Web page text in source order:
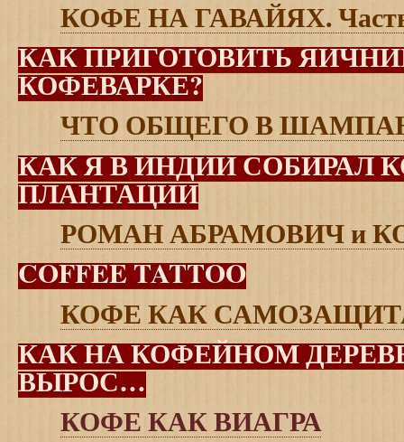
КОФЕ НА ГАВАЙЯХ.
КАК ПРИГОТОВИТЬ
КОФЕВАРКЕ?
ЧТО ОБЩЕГО В
КАК Я В ИНДИИ СОБИРАЛ
ПЛАНТАЦИИ
РОМАН АБРАМОВИЧ и
COFFEE TATTOO
КОФЕ КАК
КАК НА КОФЕЙНОМ
ВЫРОС…
КОФЕ КАК ВИАГРА